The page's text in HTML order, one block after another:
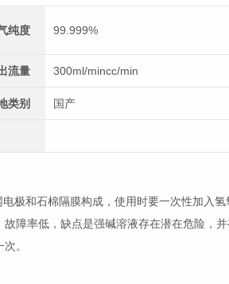
纯度 99.999%
流量 300ml/mincc/min
类别 国产
极和石棉隔膜构成，使用时要一次性加入
障率低，缺点是强碱溶液存在潜在危险，
。